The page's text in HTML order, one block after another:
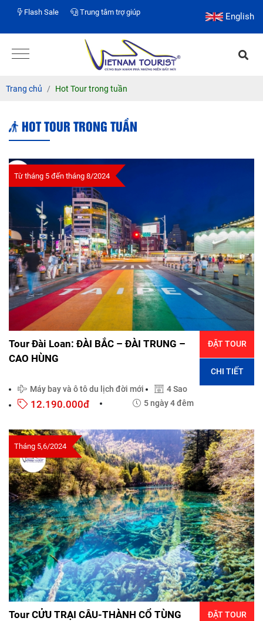
Flash Sale Trung tâm trợ giúp English
Trang chủ Hot Tour trong tuần
HOT TOUR TRONG TUẦN
Từ tháng 5 đến tháng 8/2024
Tour Đài Loan: ĐÀI BẮC – ĐÀI TRUNG –
CAO HÙNG
Máy bay và ô tô du lịch đời mới 4 Sao
12.190.000đ 5 ngày 4 đêm
ĐẶT TOUR
CHI TIẾT
Tháng 5,6/2024
Tour CỬU TRẠI CÂU-THÀNH CỔ TÙNG
ĐẶT TOUR